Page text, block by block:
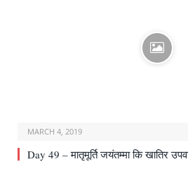
MARCH 4, 2019
Day 49 – मातृमूर्ति जयंतम्मा कि खातिर